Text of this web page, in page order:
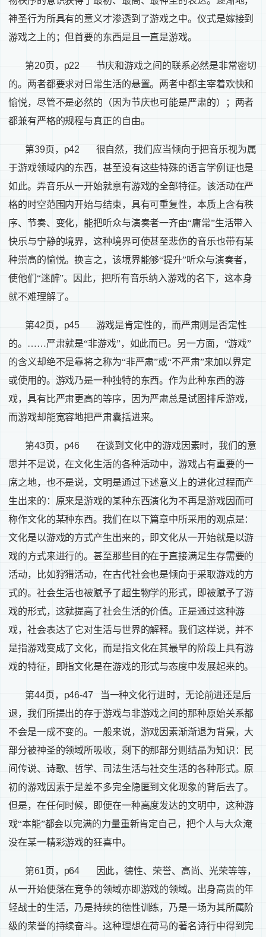
神圣行为所具有的意义才渗透到了游戏之中。仪式是嫁接到
游戏之上的；但首要的东西是且一直是游戏。
第20页， p22 节庆和游戏之间的联系必然是非常密切
的。两者都要求对日常生活的悬置。两者中都主宰着欢快和
愉悦，尽管不是必然的（因为节庆也可能是严肃的）；两者
都兼有严格的规程与真正的自由。
第39页， p42 很自然，我们应当倾向于把音乐视为属
于游戏领域内的东西，甚至没有这些特殊的语言学例证也是
如此。弄音乐从一开始就禀有游戏的全部特征。该活动在严
格的时空范围内开始与结束，具有可重复性，本质上含有秩
序、节奏、变化，能把听众与演奏者一齐由“庸常”生活带入
快乐与宁静的境界，这种境界可使甚至悲伤的音乐也带有某
种崇高的愉悦。换言之，该境界能够“提升”听众与演奏者，
使他们“迷醉”。因此，把所有音乐纳入游戏的名下，这本身
就不难理解了。
第42页， p45 游戏是肯定性的，而严肃则是否定性
的。……严肃就是“非游戏”，如此而已。另一方面，“游戏”
的含义却绝不是靠将之称为“非严肃”或“不严肃”来加以界定
或使用的。游戏乃是一种独特的东西。作为此种东西的游
戏，具有比严肃更高的等序，因为严肃总是试图排斥游戏，
而游戏却能宽容地把严肃囊括进来。
第43页， p46 在谈到文化中的游戏因素时，我们的意
思并不是说，在文化生活的各种活动中，游戏占有重要的一
席之地，也不是说，文明是通过下述意义上的进化过程而产
生出来的：原来是游戏的某种东西演化为不再是游戏因而可
称作文化的某种东西。我们在以下篇章中所采用的观点是：
文化是以游戏的方式产生出来的，即文化从一开始就是以游
戏的方式来进行的。甚至那些目的在于直接满足生存需要的
活动，比如狩猎活动，在古代社会也是倾向于采取游戏的方
式的。社会生活也被赋予了超生物学的形式，即被赋予了游
戏的形式，这就提高了社会生活的价值。正是通过这种游
戏，社会表达了它对生活与世界的解释。我们这样说，并不
是指游戏变成了文化，而是指文化在其最早的阶段上具有游
戏的特征，即指文化是在游戏的形式与态度中发展起来的。
第44页， p46-47
当一种文化行进时，无论前进还是后
退，我们所提出的存于游戏与非游戏之间的那种原始关系都
不会是一成不变的。一般来说，游戏因素渐渐退为背景，大
部分被神圣的领域所吸收，剩下的那部分则结晶为知识：民
间传说、诗歌、哲学、司法生活与社交生活的各种形式。原
初的游戏因素于是差不多完全隐匿到文化现象的背后去了。
但是，在任何时候，即便在一种高度发达的文明中，这种游
戏“本能”都会以完满的力量重新肯定自己，把个人与大众淹
没在某一精彩游戏的狂喜中。
第61页， p64
因此，德性、荣誉、高尚、光荣等等，
从一开始便落在竞争的领域亦即游戏的领域。出身高贵的年
轻战士的生活，乃是持续的德性训练，乃是一场为其所属阶
级的荣誉的持续奋斗。这种理想在荷马的著名诗行中得到完